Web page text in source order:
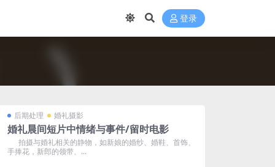
登录
后期处理 婚礼摄影
婚礼晨间短片中情绪与事件/留时电影
拍摄与婚礼相关的静物，如新娘的婚纱、婚鞋、首饰、
手捧花，新郎的领带、...